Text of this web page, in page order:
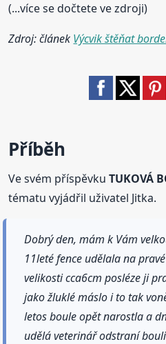
(...více se dočtete ve zdroji)
Zdroj: článek Výcvik štěňat
Příběh
Ve svém příspěvkuTUKOVÁ
tématu vyjádřil uživatel Jitka.
Dobrý den, mám k Vám
11leté fence udělala na
velikosti cca6cm posléze ji
jako žluklé máslo i to tak
letos boule opět narostla a
udělá veterinář odstraní